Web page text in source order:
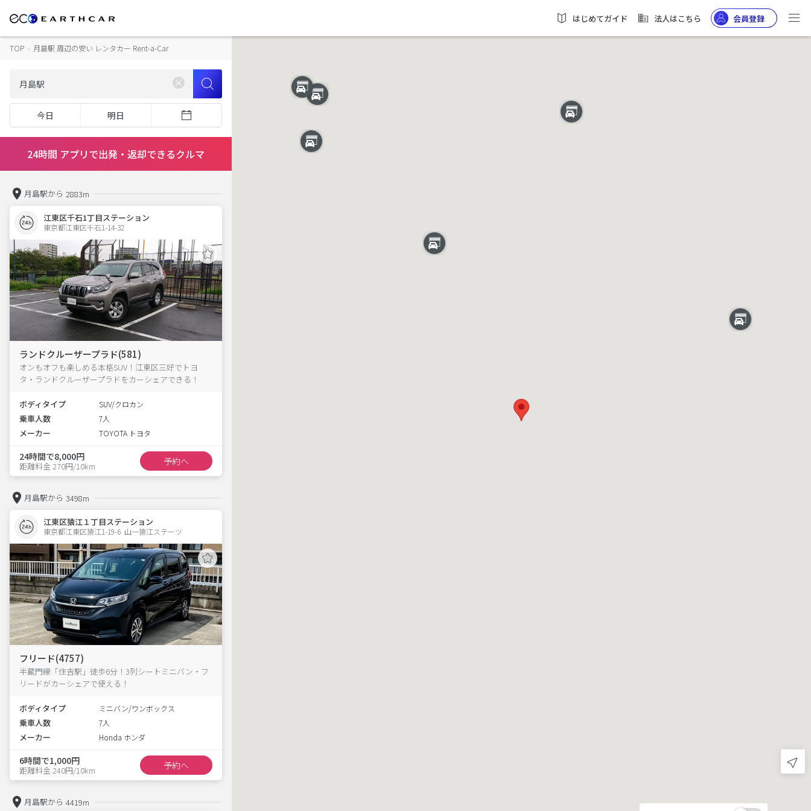
はじめてガイド 法人はこちら 会員登録
TOP › 月島駅 周辺の安い レンタカー Rent-a-Car
今日 明日
24時間 アプリで出発・返却できるクルマ
月島駅から 2883m
江東区千石1丁目ステーション
東京都江東区千石1-14-32
ランドクルーザープラド(581)
オンもオフも楽しめる本格SUV！江東区三好でトヨ
タ・ランドクルーザープラドをカーシェアできる！
ボディタイプ SUV/クロカン
乗車人数 7人
メーカー TOYOTA トヨタ
24時間で8,000円
距離料金 270円/10km 予約へ
月島駅から 3498m
江東区猿江１丁目ステーション
東京都江東区猿江1-19-6  山一猿江ステーツ
フリード(4757)
半蔵門線「住吉駅」徒歩6分！3列シートミニバン・フ
リードがカーシェアで使える！
ボディタイプ ミニバン/ワンボックス
乗車人数 7人
メーカー Honda ホンダ
6時間で1,000円
距離料金 240円/10km 予約へ
月島駅から 4419m